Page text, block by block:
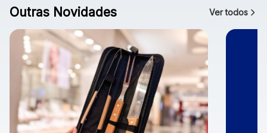
Outras Novidades Ver todos